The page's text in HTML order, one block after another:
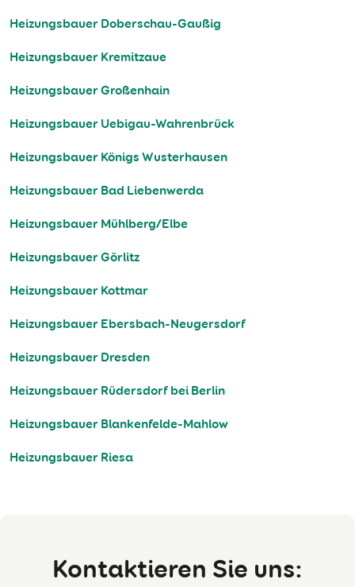
Heizungsbauer Doberschau-Gaußig
Heizungsbauer Kremitzaue
Heizungsbauer Großenhain
Heizungsbauer Uebigau-Wahrenbrück
Heizungsbauer Königs Wusterhausen
Heizungsbauer Bad Liebenwerda
Heizungsbauer Mühlberg/Elbe
Heizungsbauer Görlitz
Heizungsbauer Kottmar
Heizungsbauer Ebersbach-Neugersdorf
Heizungsbauer Dresden
Heizungsbauer Rüdersdorf bei Berlin
Heizungsbauer Blankenfelde-Mahlow
Heizungsbauer Riesa
Kontaktieren Sie uns: